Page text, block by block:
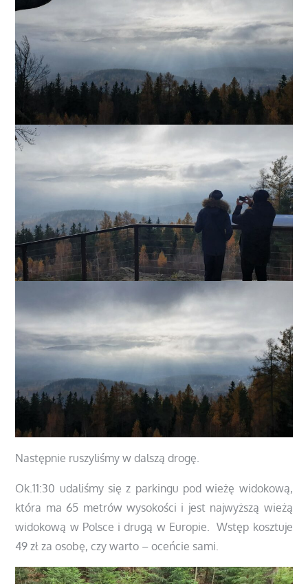
Następnie ruszyliśmy w dalszą drogę.
Ok.11:30 udaliśmy się z parkingu pod wieżę widokową,
która ma 65 metrów wysokości i jest najwyższą wieżą
widokową w Polsce i drugą w Europie. Wstęp kosztuje
49 zł za osobę, czy warto – oceńcie sami.